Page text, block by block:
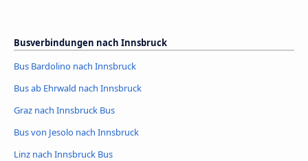
Busverbindungen nach Innsbruck
Bus Bardolino nach Innsbruck
Bus ab Ehrwald nach Innsbruck
Graz nach Innsbruck Bus
Bus von Jesolo nach Innsbruck
Linz nach Innsbruck Bus